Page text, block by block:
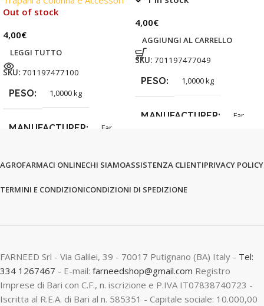
Out of stock
4,00€
LEGGI TUTTO
SKU: 701197477100
PESO 1,0000 kg
MANUFACTURER Far
4,00€
AGGIUNGI AL CARRELLO
SKU: 701197477049
PESO 1,0000 kg
MANUFACTURER Far
AGROFARMACI ONLINECHI SIAMOASSISTENZA CLIENTIPRIVACY POLICY
TERMINI E CONDIZIONICONDIZIONI DI SPEDIZIONE
FARNEED Srl - Via Galilei, 39 - 70017 Putignano (BA) Italy - Tel:
334 1267467 - E-mail: farneedshop@gmail.com Registro
Imprese di Bari con C.F., n. iscrizione e P.IVA IT07838740723 -
Iscritta al R.E.A. di Bari al n. 585351 - Capitale sociale: 10.000,00